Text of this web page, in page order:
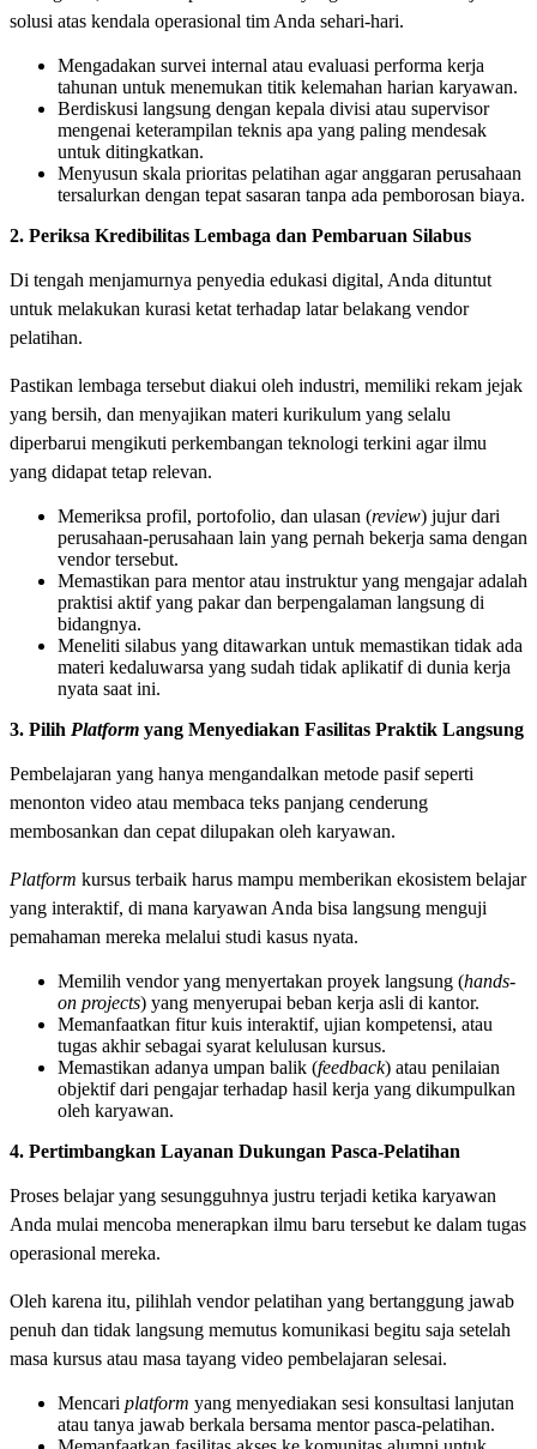
solusi atas kendala operasional tim Anda sehari-hari.
Mengadakan survei internal atau evaluasi performa kerja
tahunan untuk menemukan titik kelemahan harian karyawan.
Berdiskusi langsung dengan kepala divisi atau supervisor
mengenai keterampilan teknis apa yang paling mendesak
untuk ditingkatkan.
Menyusun skala prioritas pelatihan agar anggaran perusahaan
tersalurkan dengan tepat sasaran tanpa ada pemborosan biaya.
2. Periksa Kredibilitas Lembaga dan Pembaruan Silabus
Di tengah menjamurnya penyedia edukasi digital, Anda dituntut
untuk melakukan kurasi ketat terhadap latar belakang vendor
pelatihan.
Pastikan lembaga tersebut diakui oleh industri, memiliki rekam jejak
yang bersih, dan menyajikan materi kurikulum yang selalu
diperbarui mengikuti perkembangan teknologi terkini agar ilmu
yang didapat tetap relevan.
Memeriksa profil, portofolio, dan ulasan (review) jujur dari
perusahaan-perusahaan lain yang pernah bekerja sama dengan
vendor tersebut.
Memastikan para mentor atau instruktur yang mengajar adalah
praktisi aktif yang pakar dan berpengalaman langsung di
bidangnya.
Meneliti silabus yang ditawarkan untuk memastikan tidak ada
materi kedaluwarsa yang sudah tidak aplikatif di dunia kerja
nyata saat ini.
3. Pilih Platform yang Menyediakan Fasilitas Praktik Langsung
Pembelajaran yang hanya mengandalkan metode pasif seperti
menonton video atau membaca teks panjang cenderung
membosankan dan cepat dilupakan oleh karyawan.
Platform kursus terbaik harus mampu memberikan ekosistem belajar
yang interaktif, di mana karyawan Anda bisa langsung menguji
pemahaman mereka melalui studi kasus nyata.
Memilih vendor yang menyertakan proyek langsung (hands-
on projects) yang menyerupai beban kerja asli di kantor.
Memanfaatkan fitur kuis interaktif, ujian kompetensi, atau
tugas akhir sebagai syarat kelulusan kursus.
Memastikan adanya umpan balik (feedback) atau penilaian
objektif dari pengajar terhadap hasil kerja yang dikumpulkan
oleh karyawan.
4. Pertimbangkan Layanan Dukungan Pasca-Pelatihan
Proses belajar yang sesungguhnya justru terjadi ketika karyawan
Anda mulai mencoba menerapkan ilmu baru tersebut ke dalam tugas
operasional mereka.
Oleh karena itu, pilihlah vendor pelatihan yang bertanggung jawab
penuh dan tidak langsung memutus komunikasi begitu saja setelah
masa kursus atau masa tayang video pembelajaran selesai.
Mencari platform yang menyediakan sesi konsultasi lanjutan
atau tanya jawab berkala bersama mentor pasca-pelatihan.